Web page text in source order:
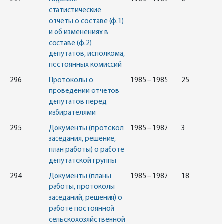
статистические
отчеты о составе (ф.1)
и об изменениях в
составе (ф.2)
депутатов, исполкома,
постоянных комиссий
296
Протоколы о
проведении отчетов
депутатов перед
избирателями
1985 – 1985 25
295
Документы (протокол
заседания, решение,
план работы) о работе
депутатской группы
1985 – 1987 3
294
Документы (планы
работы, протоколы
заседаний, решения) о
работе постоянной
сельскохозяйственной
1985 – 1987 18